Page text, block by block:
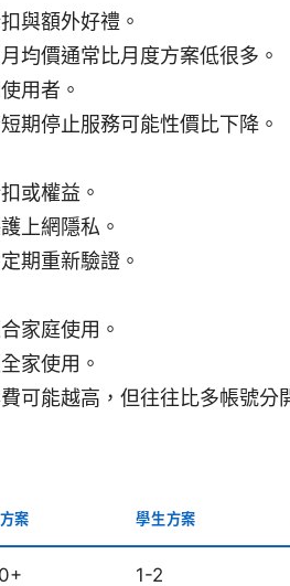
與額外好禮。
均價通常比月度方案低很多。
用者。
期停止服務可能性價比下降。
或權益。
上網隱私。
期重新驗證。
家庭使用。
家使用。
可能越高，但往往比多帳號分
案 學生方案
1-2